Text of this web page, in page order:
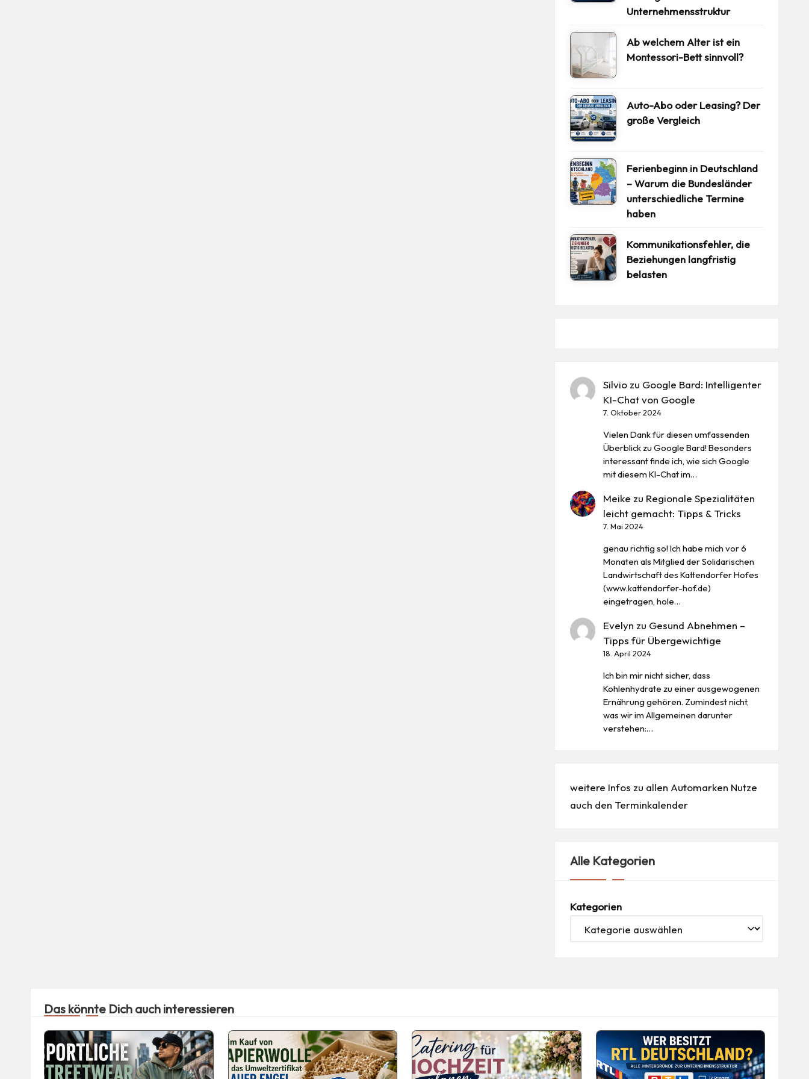
Unternehmensstruktur
Ab welchem Alter ist ein
Montessori-Bett sinnvoll?
Auto-Abo oder Leasing? Der
große Vergleich
Ferienbeginn in Deutschland
– Warum die Bundesländer
unterschiedliche Termine
haben
Kommunikationsfehler, die
Beziehungen langfristig
belasten
Silvio zu Google Bard: Intelligenter
KI-Chat von Google
7. Oktober 2024
Vielen Dank für diesen umfassenden
Überblick zu Google Bard! Besonders
interessant finde ich, wie sich Google
mit diesem KI-Chat im…
Meike zu Regionale Spezialitäten
leicht gemacht: Tipps & Tricks
7. Mai 2024
genau richtig so! Ich habe mich vor 6
Monaten als Mitglied der Solidarischen
Landwirtschaft des Kattendorfer Hofes
(www.kattendorfer-hof.de)
eingetragen, hole…
Evelyn zu Gesund Abnehmen –
Tipps für Übergewichtige
18. April 2024
Ich bin mir nicht sicher, dass
Kohlenhydrate zu einer ausgewogenen
Ernährung gehören. Zumindest nicht,
was wir im Allgemeinen darunter
verstehen:…
weitere Infos zu allen Automarken Nutze
auch den Terminkalender
Alle Kategorien
Kategorien
Das könnte Dich auch interessieren